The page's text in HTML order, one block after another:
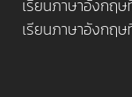
เรียนภาษาอังกฤ
เรียนภาษาอังกฤ